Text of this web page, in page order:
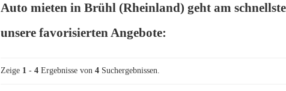
Auto mieten in Brühl (Rheinland) geht am
unsere favorisierten Angebote:
Zeige 1 - 4 Ergebnisse von 4 Suchergebnissen.